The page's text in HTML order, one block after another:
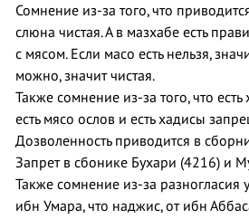
Сомнение из-за того, что
слюна чистая. А в мазхабе есть
с мясом. Если масо есть нельзя,
можно, значит чистая.
Также сомнение из-за того, что
есть мясо ослов и есть хадисы
Дозволенность приводится в
Запрет в сбонике Бухари (4216) и
Также сомнение из-за разногласия
ибн Умара, что наджис, от ибн